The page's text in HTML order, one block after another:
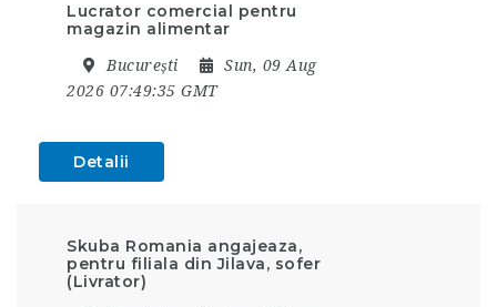
Lucrator comercial pentru
magazin alimentar
București
Sun, 09 Aug
2026 07:49:35 GMT
Detalii
Skuba Romania angajeaza,
pentru filiala din Jilava, sofer
(Livrator)